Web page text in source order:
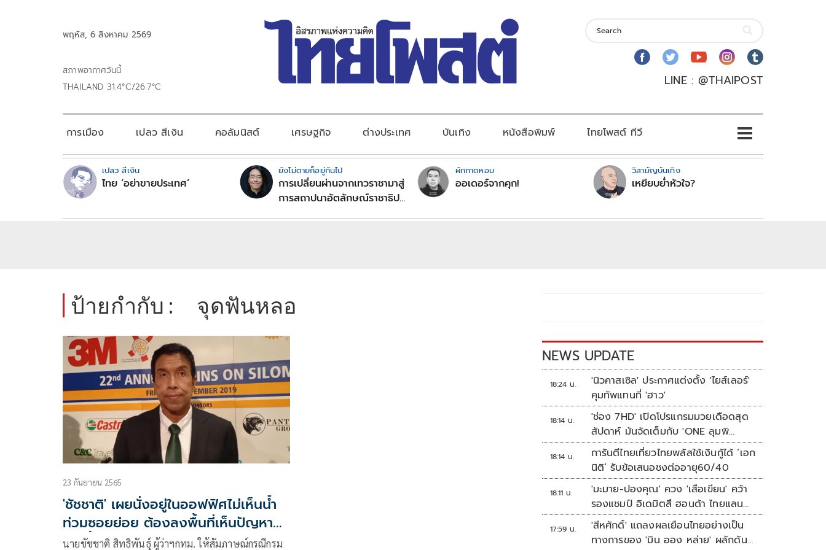
พฤหัส, 6 สิงหาคม 2569
สภาพอากาศวันนี้
THAILAND 31.4°C/26.7°C
LINE : @THAIPOST
การเมือง เปลว สีเงิน คอลัมนิสต์ เศรษฐกิจ ต่างประเทศ บันเทิง หนังสือพิมพ์ ไทยโพสต์ ทีวี
เปลว สีเงิน
ไทย ‘อย่าขายประเทศ’
ยังไม่ตายก็อยู่กันไป
การเปลี่ยนผ่านจากเทวราชามาสู่
การสถาปนาอัตลักษณ์ราชาธิป
ผักกาดหอม
ออเดอร์จากคุก!
วิสามัญบันเทิง
เหยียบย่ำหัวใจ?
ป้ายกำกับ : จุดฟันหลอ
23 กันยายน 2565
'ชัชชาติ' เผยนั่งอยู่ในออฟฟิศไม่เห็นน้ำ
ท่วมซอยย่อย ต้องลงพื้นที่เห็นปัญหา
มากขึ้น
นายชัชชาติ สิทธิพันธุ์ ผู้ว่าฯกทม. ให้สัมภาษณ์กรณีกรม
NEWS UPDATE
18:24 น.
'นิวคาสเซิล' ประกาศแต่งตั้ง 'ไยส์เลอร์'
คุมทัพแทนที่ 'ฮาว'
18:14 น.
'ช่อง 7HD' เปิดโปรแกรมมวยเดือดสุด
สัปดาห์ มันจัดเต็มกับ 'ONE ลุมพิ
นี 165-มวยไทย 7 สี'
18:14 น.
การันตีไทยเที่ยวไทยพลัสใช้เงินกู้ได้ ‘เอก
นิติ’ รับข้อเสนอชงต่ออายุ60/40
18:11 น.
'มะมาย-ปองคุณ' ควง 'เสือเขียน' คว้า
รองแชมป์ อิเดมิตสึ ฮอนด้า ไทยแลนด์
ทาเลนต์ คัพ สนาม 3
17:59 น.
'สีหศักดิ์' แถลงผลเยือนไทยอย่างเป็น
ทางการของ 'มิน ออง หล่าย' ผลักดัน